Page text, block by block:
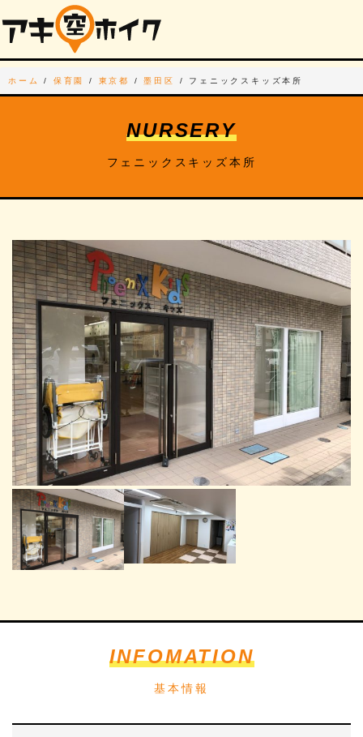
ホーム / 保育園 / 東京都 /墨田区 / フェニックスキッズ本所
NURSERY
フェニックスキッズ本所
INFOMATION
基本情報